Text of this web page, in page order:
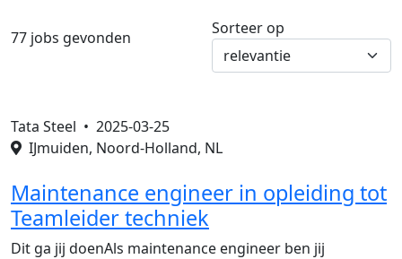
77 jobs gevonden Sorteer op
Tata Steel • 2025-03-25
IJmuiden, Noord-Holland, NL
Maintenance engineer in opleiding tot
Teamleider techniek
Dit ga jij doenAls maintenance engineer ben jij